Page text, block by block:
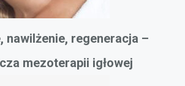
nawilżenie, regeneracja –
mezoterapii igłowej